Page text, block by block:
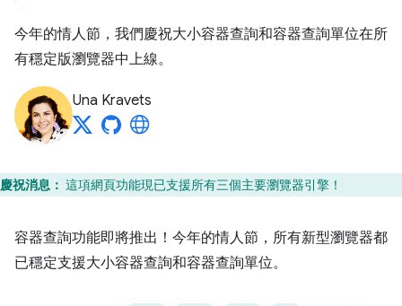
今年的情人節，我們慶祝大小容器查詢和容器查詢單位在所
有穩定版瀏覽器中上線。
Una Kravets
慶祝消息： 這項網頁功能現已支援所有三個主要瀏覽器引擎！
容器查詢功能即將推出！今年的情人節，所有新型瀏覽器都
已穩定支援大小容器查詢和容器查詢單位。